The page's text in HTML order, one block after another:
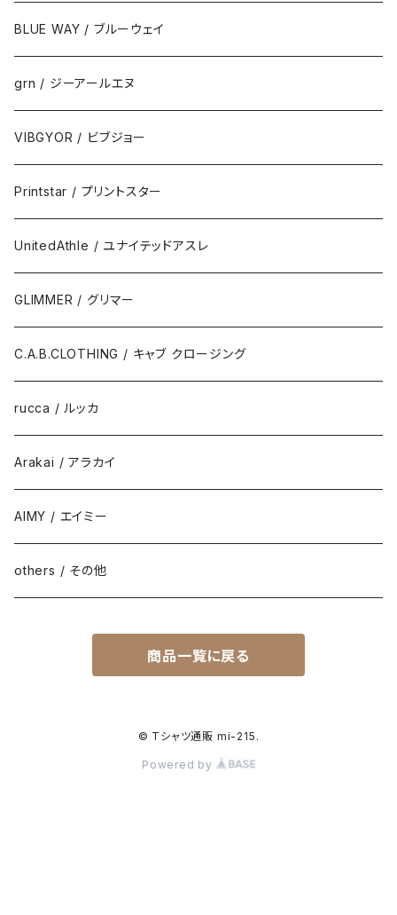
BLUE WAY / ブルーウェイ
grn / ジーアールエヌ
VIBGYOR / ビブジョー
Printstar / プリントスター
UnitedAthle / ユナイテッドアスレ
GLIMMER / グリマー
C.A.B.CLOTHING / キャブ クロージング
rucca / ルッカ
Arakai / アラカイ
AIMY / エイミー
others / その他
商品一覧に戻る
© Tシャツ通販 mi-215.
Powered by